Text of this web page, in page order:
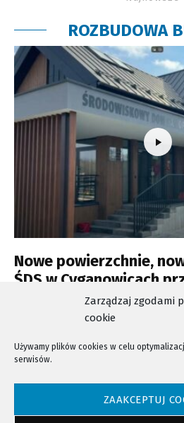
Zarządzaj zgodami
cookie
Używamy plików cookies w celu
serwisów.
ZAAKCEPTUJ
ROZBUDOWA
Nowe powierzchnie,
ŚDS w Cyganowicach
prawdziwą
NTV - Nasza Telewizja Sądecka © 2023